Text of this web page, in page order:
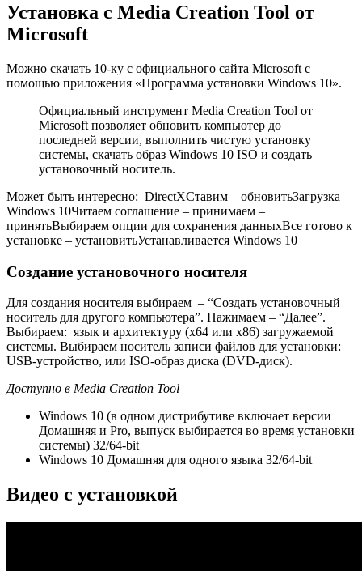
Установка с Media Creation Tool от
Microsoft
Можно скачать 10-ку с официального сайта Microsoft с
помощью приложения «Программа установки Windows 10».
Официальный инструмент Media Creation Tool от
Microsoft позволяет обновить компьютер до
последней версии, выполнить чистую установку
системы, скачать образ Windows 10 ISO и создать
установочный носитель.
Может быть интересно: DirectXСтавим – обновитьЗагрузка
Windows 10Читаем соглашение – принимаем –
принятьВыбираем опции для сохранения данныхВсе готово к
установке – установитьУстанавливается Windows 10
Создание установочного носителя
Для создания носителя выбираем – “Создать установочный
носитель для другого компьютера”. Нажимаем – “Далее”.
Выбираем: язык и архитектуру (x64 или x86) загружаемой
системы. Выбираем носитель записи файлов для установки:
USB-устройство, или ISO-образ диска (DVD-диск).
Доступно в Media Creation Tool
Windows 10 (в одном дистрибутиве включает версии
Домашняя и Pro, выпуск выбирается во время установки
системы) 32/64-bit
Windows 10 Домашняя для одного языка 32/64-bit
Видео с установкой